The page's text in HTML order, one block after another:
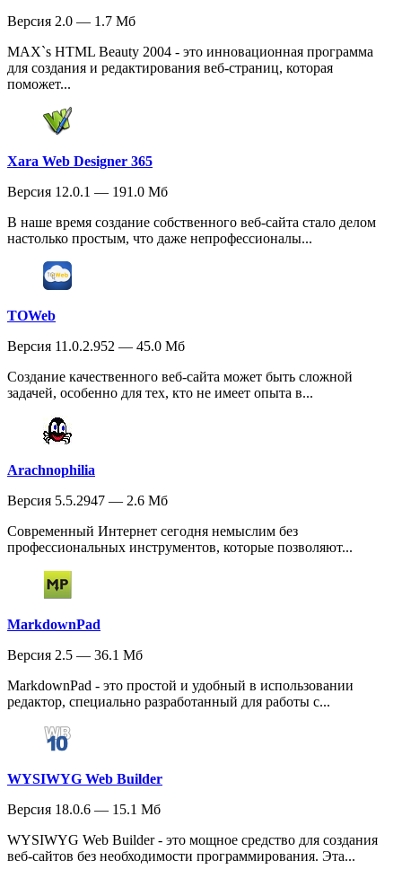
Версия 2.0 — 1.7 Мб
MAX`s HTML Beauty 2004 - это инновационная программа
для создания и редактирования веб-страниц, которая
поможет...
Xara Web Designer 365
Версия 12.0.1 — 191.0 Мб
В наше время создание собственного веб-сайта стало делом
настолько простым, что даже непрофессионалы...
TOWeb
Версия 11.0.2.952 — 45.0 Мб
Создание качественного веб-сайта может быть сложной
задачей, особенно для тех, кто не имеет опыта в...
Arachnophilia
Версия 5.5.2947 — 2.6 Мб
Современный Интернет сегодня немыслим без
профессиональных инструментов, которые позволяют...
MarkdownPad
Версия 2.5 — 36.1 Мб
MarkdownPad - это простой и удобный в использовании
редактор, специально разработанный для работы с...
WYSIWYG Web Builder
Версия 18.0.6 — 15.1 Мб
WYSIWYG Web Builder - это мощное средство для создания
веб-сайтов без необходимости программирования. Эта...